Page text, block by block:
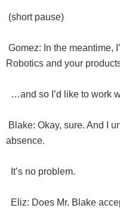
(short pause)
Gomez: In the meantime,
Robotics and your
…and so I’d like to work
Blake: Okay, sure. And I
absence.
It’s no problem.
Eliz: Does Mr. Blake